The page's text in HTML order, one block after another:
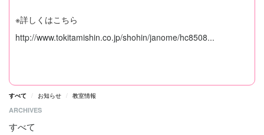
※詳しくはこちら
http://www.tokitamishin.co.jp/shohin/janome/hc8508...
すべて お知らせ 教室情報
ARCHIVES
すべて